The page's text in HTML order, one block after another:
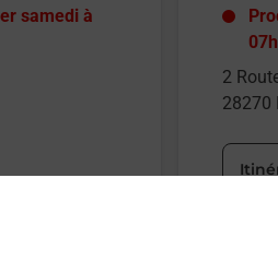
samedi à
2
28270